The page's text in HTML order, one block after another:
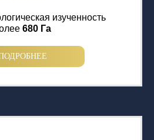
изученность
680 Га